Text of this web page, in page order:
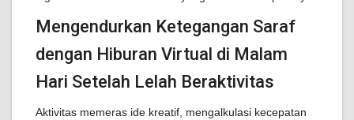
Mengendurkan Ketegangan Saraf
dengan Hiburan Virtual di Malam
Hari Setelah Lelah Beraktivitas
Aktivitas memeras ide kreatif, mengalkulasi kecepatan